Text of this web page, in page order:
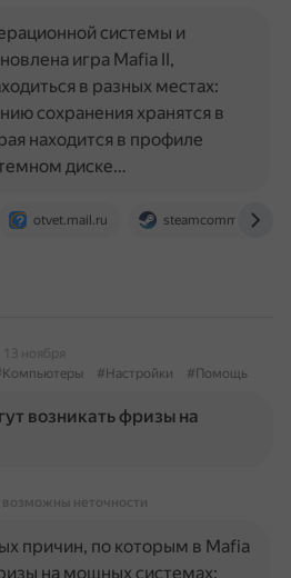
otvet.mail.ru
системы и
игра Mafia II,
в разных местах:
сохранения хранятся в
находится в профиле
диске…
13 ноября
#Настройки #Помощь
возникать фризы на
возможны неточности
причин, по которым в Mafia
на мощных системах: